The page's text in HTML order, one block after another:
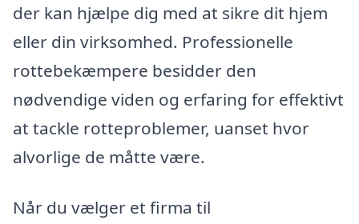
der kan hjælpe dig med at sikre dit hjem
eller din virksomhed. Professionelle
rottebekæmpere besidder den
nødvendige viden og erfaring for effektivt
at tackle rotteproblemer, uanset hvor
alvorlige de måtte være.
Når du vælger et firma til